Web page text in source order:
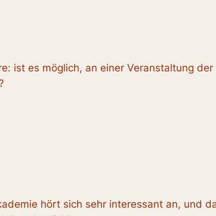
ist es möglich, an einer Veranstaltung
hört sich sehr interessant an, und